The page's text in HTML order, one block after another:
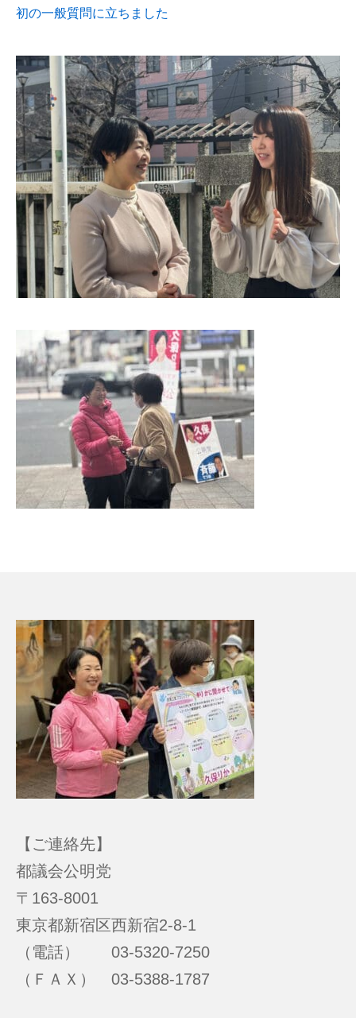
初の一般質問に立ちました
【ご連絡先】
都議会公明党
〒163-8001
東京都新宿区西新宿2-8-1
（電話） 03-5320-7250
（ＦＡＸ） 03-5388-1787